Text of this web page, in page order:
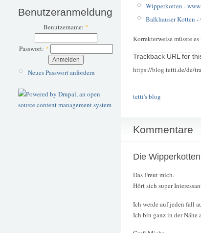
Benutzeranmeldung
Benutzername: *
Passwort: *
Neues Passwort anfordern
Wipperkotten -
Balkhauser Kotten -
Korrekterweise müsste
Trackback URL for
https://blog.tetti.de/de/
tetti's blog
Kommentare
Die
Das Freut mich.
Hört sich super
Ich werde auf jeden fall
Ich bin ganz in der Nähe